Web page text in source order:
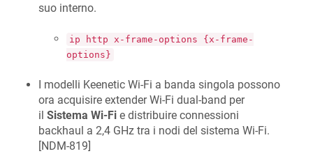
suo interno.
ip http x-frame-options {x-frame-
options}
I modelli Keenetic Wi‑Fi a banda singola possono
ora acquisire extender Wi‑Fi dual-band per
il Sistema Wi‑Fi e distribuire connessioni
backhaul a 2,4 GHz tra i nodi del sistema Wi‑Fi.
[NDM-819]